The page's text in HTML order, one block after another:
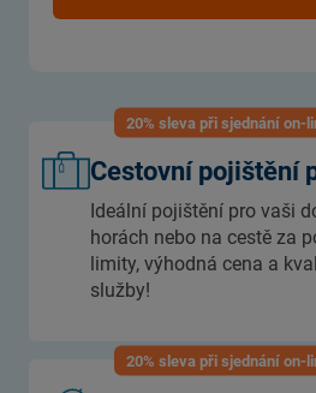
Cestovní pojištění
Ideální pojištění pro vaši
horách nebo na cestě za
limity, výhodná cena a
služby!
20% sleva při sjednání on-
20% sleva při sjednání on-